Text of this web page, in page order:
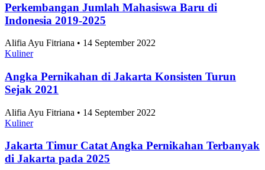
Perkembangan Jumlah Mahasiswa Baru di
Indonesia 2019-2025
Alifia Ayu Fitriana • 14 September 2022
Kuliner
Angka Pernikahan di Jakarta Konsisten Turun
Sejak 2021
Alifia Ayu Fitriana • 14 September 2022
Kuliner
Jakarta Timur Catat Angka Pernikahan Terbanyak
di Jakarta pada 2025